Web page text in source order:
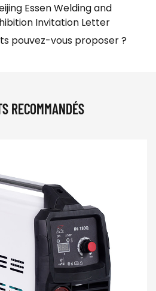
Essen Welding and
Invitation Letter
pouvez-vous proposer ?
RECOMMANDÉS